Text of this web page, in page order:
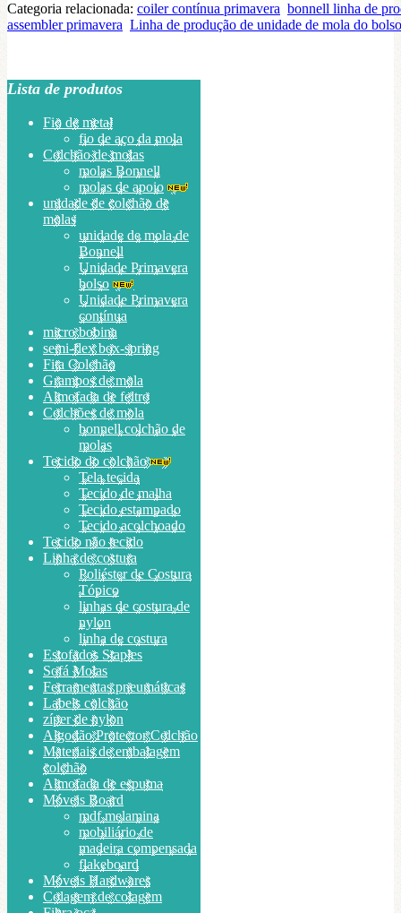
Categoria relacionada: coiler contínua primavera bonnell linha de
assembler primavera Linha de produção de unidade de mola do bolso
Lista de produtos
Fio de metal
fio de aço da mola
Colchão de molas
molas Bonnell
molas de apoio
unidade de colchão de
molas
unidade de mola de
Bonnell
Unidade Primavera
bolso
Unidade Primavera
contínua
micro bobina
semi-flex box-spring
Fita Colchão
Grampos de mola
Almofada de feltro
Colchões de mola
bonnell colchão de
molas
Tecido do colchão
Tela tecida
Tecido de malha
Tecido estampado
Tecido acolchoado
Tecido não tecido
Linha de costura
Poliéster de Costura
Tópico
linhas de costura de
nylon
linha de costura
Estofados Staples
Sofá Molas
Ferramentas pneumáticas
Labels colchão
zíper de nylon
Algodão Protector Colchão
Materiais de embalagem
colchão
Almofada de espuma
Móveis Board
mdf melamina
mobiliário de
madeira compensada
flakeboard
Móveis Hardwares
Colagem de colagem